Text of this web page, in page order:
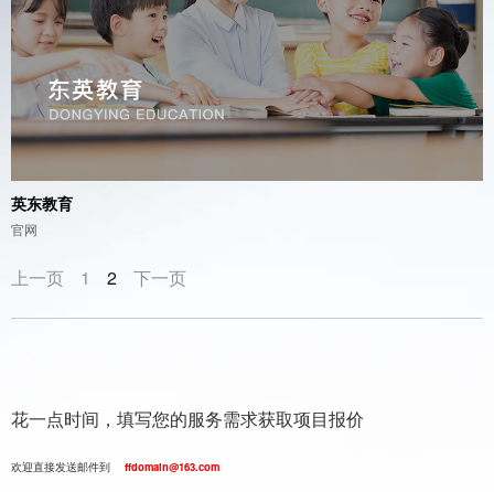
英东教育
官网
上一页 1 2 下一页
花一点时间，填写您的服务需求获取项目报价
欢迎直接发送邮件到 ffdomain@163.com